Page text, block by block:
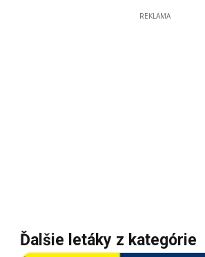
REKLAMA
Ďalšie letáky z kategórie